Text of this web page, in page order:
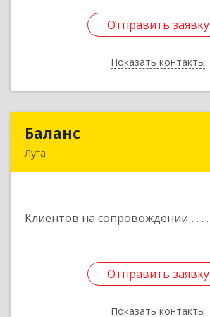
Отправить заявку
Показать контакты
Отправить заявку
Назад
Баланс
Луга
Клиентов на сопровождении
Отправить заявку
Показать контакты
Отправить заявку
Назад